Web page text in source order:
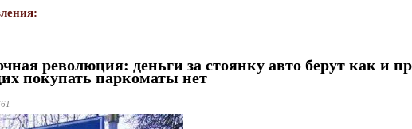
революция: деньги за стоянку авто берут как и
покупать паркоматы нет